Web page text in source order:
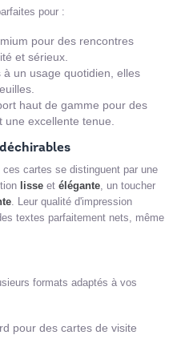
pour :
pour des rencontres
et sérieux.
à un usage quotidien, elles
haut de gamme pour des
une excellente tenue.
cartes se distinguent par une
lisse et élégante, un toucher
. Leur qualité d'impression
textes parfaitement nets, même
formats adaptés à vos
pour des cartes de visite